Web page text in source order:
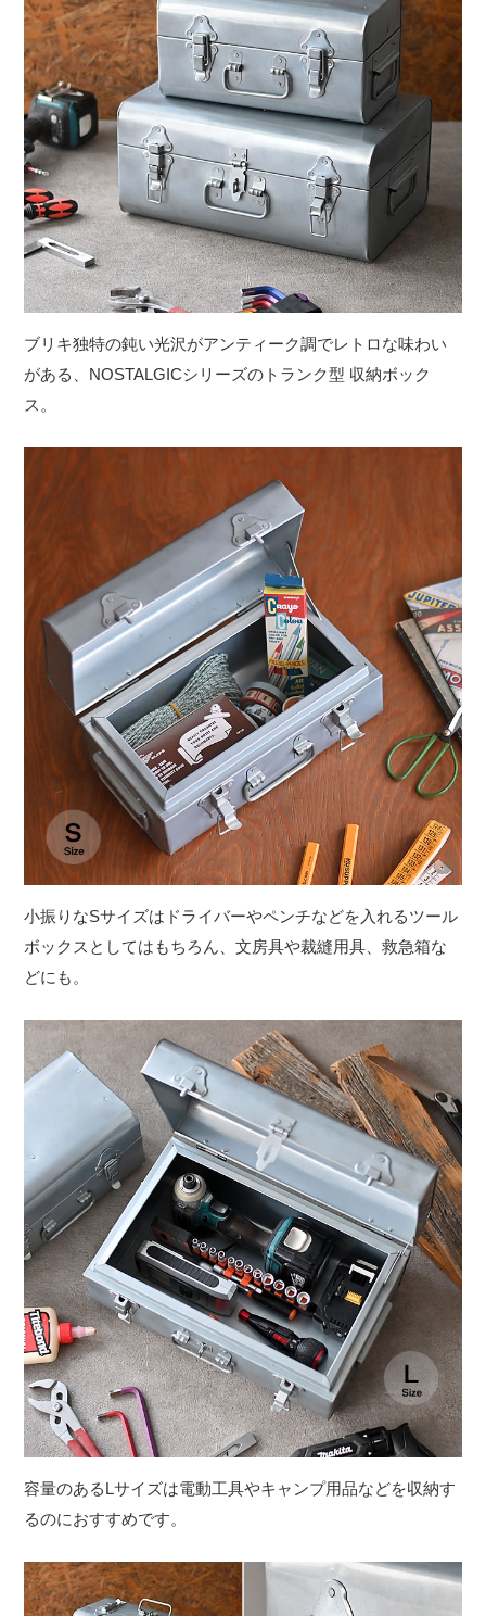
ブリキ独特の鈍い光沢がアンティーク調でレトロな味わい
がある、NOSTALGICシリーズのトランク型 収納ボック
ス。
小振りなSサイズはドライバーやペンチなどを入れるツール
ボックスとしてはもちろん、文房具や裁縫用具、救急箱な
どにも。
容量のあるLサイズは電動工具やキャンプ用品などを収納す
るのにおすすめです。